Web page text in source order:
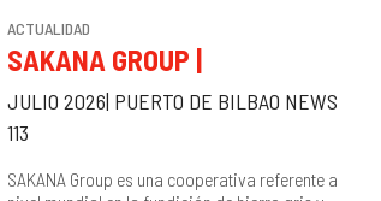
ACTUALIDAD
SAKANA GROUP |
JULIO 2026| PUERTO DE BILBAO NEWS
113
SAKANA Group es una cooperativa referente a